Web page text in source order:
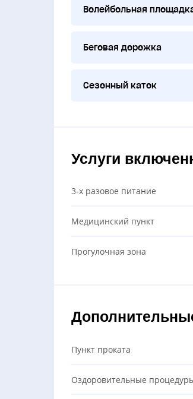
Волейбольная
Беговая дорожка
Сезонный каток
Услуги
3-х разовое питание
Медицинский пункт
Прогулочная зона
Пункт проката
Оздоровительные